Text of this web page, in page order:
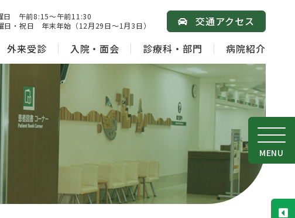
日 午前8:15～午前11:30
日・祝日 年末年始（12月29日～1月3日）
交通アクセス
外来受診
入院・面会 診療科・部門 病院紹介
MENU